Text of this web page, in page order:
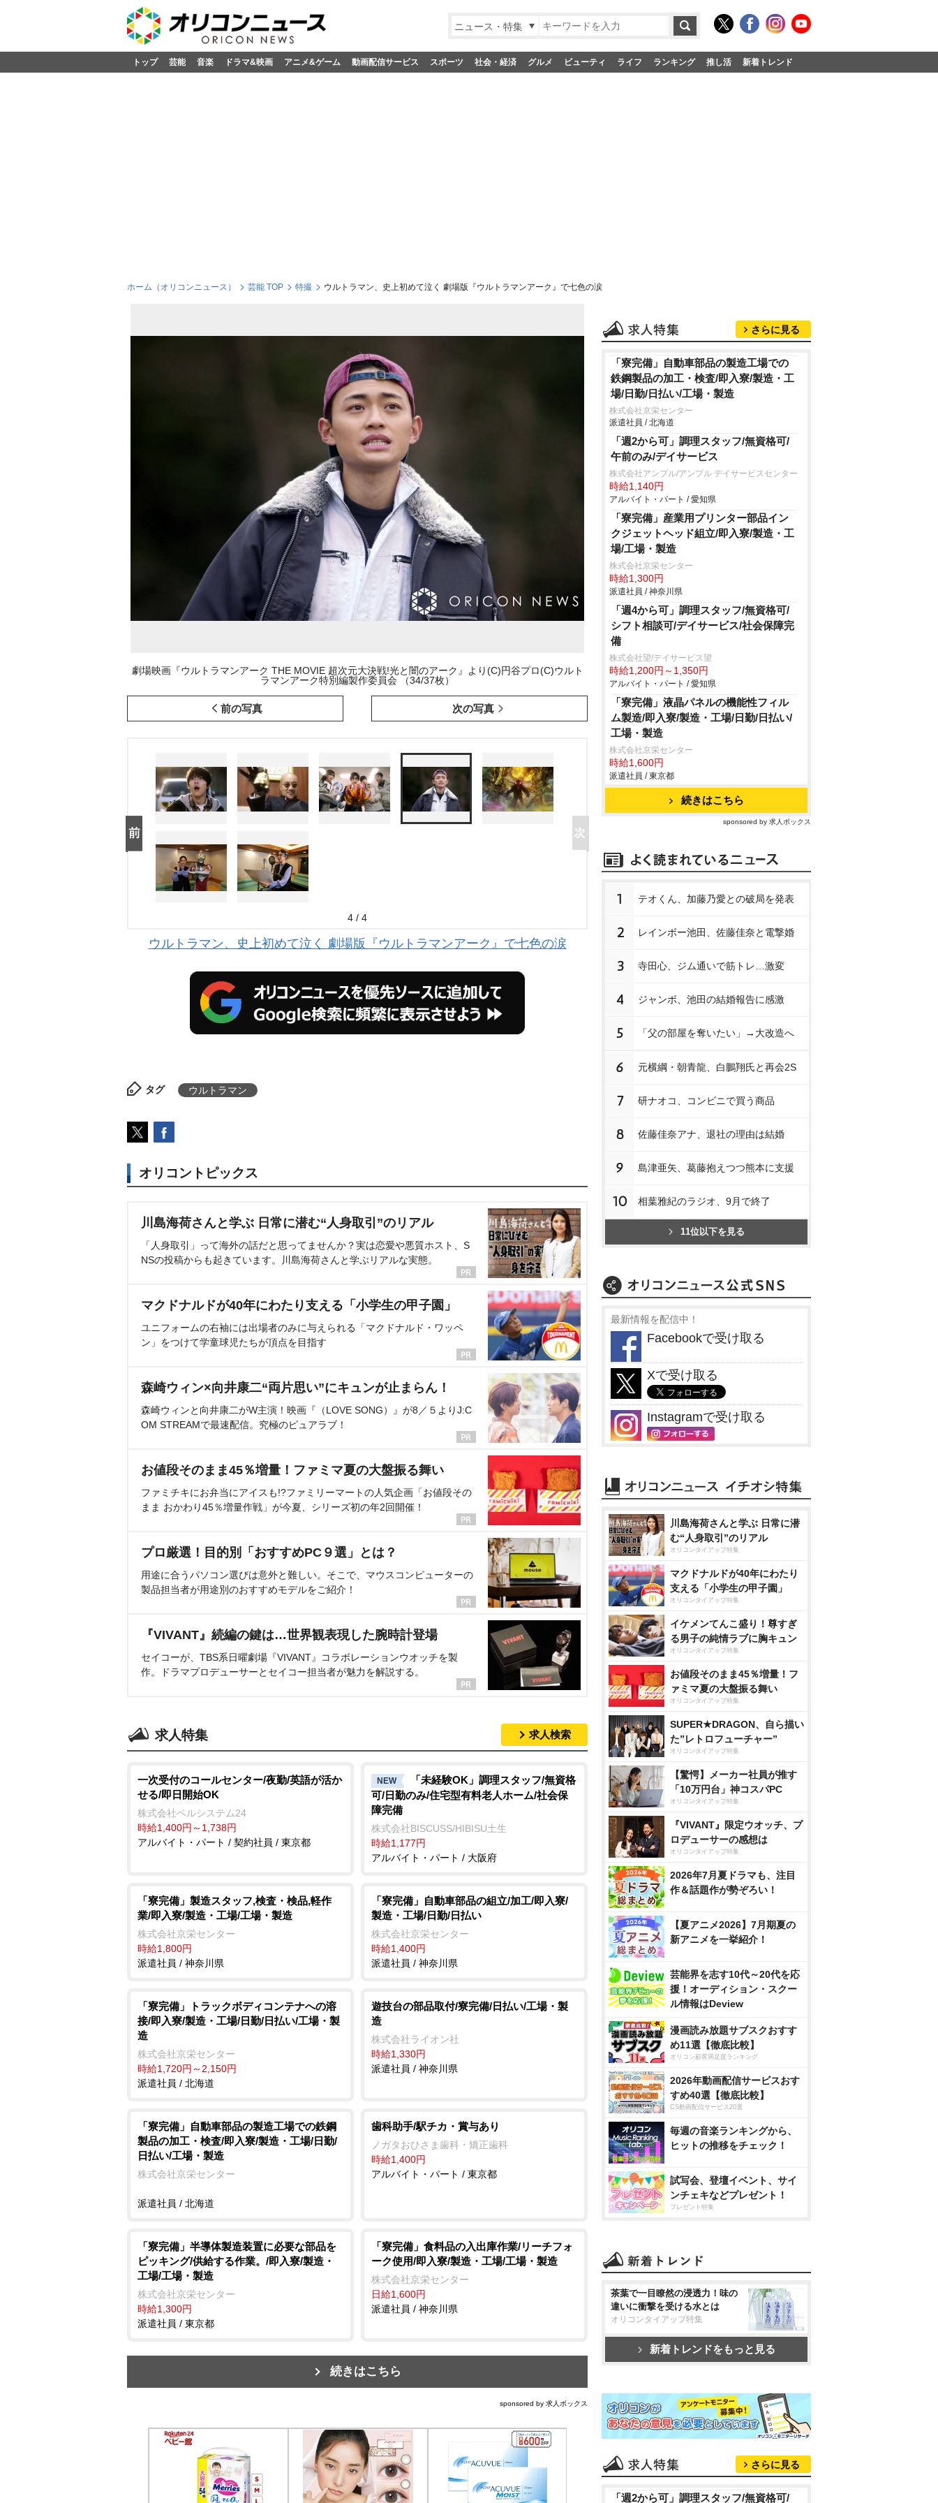
ニュース・特集
トップ 芸能 音楽 ドラマ&映画 アニメ&ゲーム 動画配信サービス スポーツ 社会・経済 グルメ ビューティ ライフ ランキング 推し活 新着トレンド
ホーム（オリコンニュース） 芸能 TOP 特撮 ウルトラマン、史上初めて泣く 劇場版『ウルトラマンアーク』で七色の涙
劇場映画『ウルトラマンアーク THE MOVIE 超次元大決戦!光と闇のアーク』より(C)円谷プロ(C)ウルト
ラマンアーク特別編製作委員会 （34/37枚）
前の写真 次の写真
4 / 4
ウルトラマン、史上初めて泣く 劇場版『ウルトラマンアーク』で七色の涙
タグ ウルトラマン
オリコントピックス
川島海荷さんと学ぶ 日常に潜む“人身取引”のリアル
「人身取引」って海外の話だと思ってませんか？実は恋愛や悪質ホスト、S
NSの投稿からも起きています。川島海荷さんと学ぶリアルな実態。
マクドナルドが40年にわたり支える「小学生の甲子園」
ユニフォームの右袖には出場者のみに与えられる「マクドナルド・ワッペ
ン」をつけて学童球児たちが頂点を目指す
森崎ウィン×向井康二“両片思い”にキュンが止まらん！
森崎ウィンと向井康二がW主演！映画『（LOVE SONG）』が8／５よりJ:C
OM STREAMで最速配信。究極のピュアラブ！
お値段そのまま45％増量！ファミマ夏の大盤振る舞い
ファミチキにお弁当にアイスも!?ファミリーマートの人気企画「お値段その
まま おかわり45％増量作戦」が今夏、シリーズ初の年2回開催！
プロ厳選！目的別「おすすめPC９選」とは？
用途に合うパソコン選びは意外と難しい。そこで、マウスコンピューターの
製品担当者が用途別のおすすめモデルをご紹介！
『VIVANT』続編の鍵は…世界観表現した腕時計登場
セイコーが、TBS系日曜劇場『VIVANT』コラボレーションウオッチを製
作。ドラマプロデューサーとセイコー担当者が魅力を解説する。
求人特集 求人検索
一次受付のコールセンター/夜勤/英語が活か
せる/即日開始OK
株式会社ベルシステム24
時給1,400円～1,738円
アルバイト・パート / 契約社員 / 東京都
NEW
「未経験OK」調理スタッフ/無資格
可/日勤のみ/住宅型有料老人ホーム/社会保
障完備
株式会社BISCUSS/HIBISU土生
時給1,177円
アルバイト・パート / 大阪府
「寮完備」製造スタッフ,検査・検品,軽作
業/即入寮/製造・工場/工場・製造
株式会社京栄センター
時給1,800円
派遣社員 / 神奈川県
「寮完備」自動車部品の組立/加工/即入寮/
製造・工場/日勤/日払い
株式会社京栄センター
時給1,400円
派遣社員 / 神奈川県
「寮完備」トラックボディコンテナへの溶
接/即入寮/製造・工場/日勤/日払い/工場・製
造
株式会社京栄センター
時給1,720円～2,150円
派遣社員 / 北海道
遊技台の部品取付/寮完備/日払い/工場・製
造
株式会社ライオン社
時給1,330円
派遣社員 / 神奈川県
「寮完備」自動車部品の製造工場での鉄鋼
製品の加工・検査/即入寮/製造・工場/日勤/
日払い/工場・製造
株式会社京栄センター
派遣社員 / 北海道
歯科助手/駅チカ・賞与あり
ノガタおひさま歯科・矯正歯科
時給1,400円
アルバイト・パート / 東京都
「寮完備」半導体製造装置に必要な部品を
ピッキング/供給する作業。/即入寮/製造・
工場/工場・製造
株式会社京栄センター
時給1,300円
派遣社員 / 東京都
「寮完備」食料品の入出庫作業/リーチフォ
ーク使用/即入寮/製造・工場/工場・製造
株式会社京栄センター
日給1,600円
派遣社員 / 神奈川県
続きはこちら
sponsored by 求人ボックス
さらに見る
「寮完備」自動車部品の製造工場での
鉄鋼製品の加工・検査/即入寮/製造・工
場/日勤/日払い/工場・製造
株式会社京栄センター
派遣社員 / 北海道
「週2から可」調理スタッフ/無資格可/
午前のみ/デイサービス
株式会社アンプル/アンプル デイサービスセンター
時給1,140円
アルバイト・パート / 愛知県
「寮完備」産業用プリンター部品イン
クジェットヘッド組立/即入寮/製造・工
場/工場・製造
株式会社京栄センター
時給1,300円
派遣社員 / 神奈川県
「週4から可」調理スタッフ/無資格可/
シフト相談可/デイサービス/社会保障完
備
株式会社望/デイサービス望
時給1,200円～1,350円
アルバイト・パート / 愛知県
「寮完備」液晶パネルの機能性フィル
ム製造/即入寮/製造・工場/日勤/日払い/
工場・製造
株式会社京栄センター
時給1,600円
派遣社員 / 東京都
続きはこちら
sponsored by 求人ボックス
1 テオくん、加藤乃愛との破局を発表
2 レインボー池田、佐藤佳奈と電撃婚
3 寺田心、ジム通いで筋トレ…激変
4 ジャンボ、池田の結婚報告に感激
5 「父の部屋を奪いたい」→大改造へ
6 元横綱・朝青龍、白鵬翔氏と再会2S
7 研ナオコ、コンビニで買う商品
8 佐藤佳奈アナ、退社の理由は結婚
9 島津亜矢、葛藤抱えつつ熊本に支援
10 相葉雅紀のラジオ、9月で終了
11位以下を見る
最新情報を配信中！
Facebookで受け取る
Xで受け取る
Instagramで受け取る
川島海荷さんと学ぶ 日常に潜
む“人身取引”のリアル
オリコンタイアップ特集
マクドナルドが40年にわたり
支える「小学生の甲子園」
オリコンタイアップ特集
イケメンてんこ盛り！尊すぎ
る男子の純情ラブに胸キュン
オリコンタイアップ特集
お値段そのまま45％増量！フ
ァミマ夏の大盤振る舞い
オリコンタイアップ特集
SUPER★DRAGON、自ら描い
た”レトロフューチャー”
オリコンタイアップ特集
【驚愕】メーカー社員が推す
「10万円台」神コスパPC
オリコンタイアップ特集
『VIVANT』限定ウオッチ、プ
ロデューサーの感想は
オリコンタイアップ特集
2026年7月夏ドラマも、注目
作＆話題作が勢ぞろい！
【夏アニメ2026】7月期夏の
新アニメを一挙紹介！
芸能界を志す10代～20代を応
援！オーディション・スクー
ル情報はDeview
漫画読み放題サブスクおすす
め11選【徹底比較】
オリコン顧客満足度ランキング
2026年動画配信サービスおす
すめ40選【徹底比較】
CS動画配信サービス20選
毎週の音楽ランキングから、
ヒットの推移をチェック！
試写会、登壇イベント、サイ
ンチェキなどプレゼント！
プレゼント特集
茶葉で一目瞭然の浸透力！味の
違いに衝撃を受ける水とは
オリコンタイアップ特集
新着トレンドをもっと見る
さらに見る
「週2から可」調理スタッフ/無資格可/